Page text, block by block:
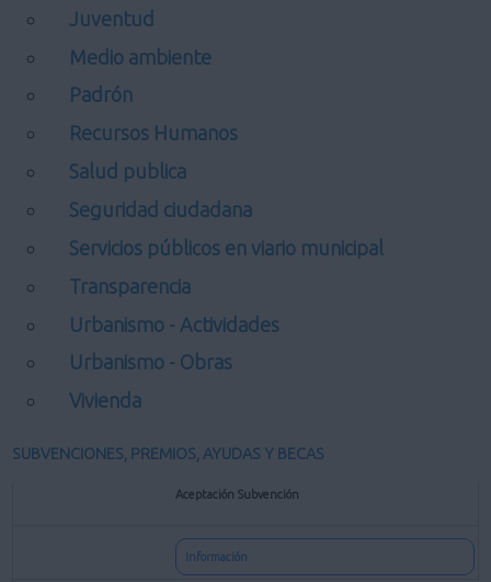
Juventud
Medio ambiente
Padrón
Recursos Humanos
Salud publica
Seguridad ciudadana
Servicios públicos en viario municipal
Transparencia
Urbanismo - Actividades
Urbanismo - Obras
Vivienda
SUBVENCIONES, PREMIOS, AYUDAS Y BECAS
Aceptación Subvención
Información